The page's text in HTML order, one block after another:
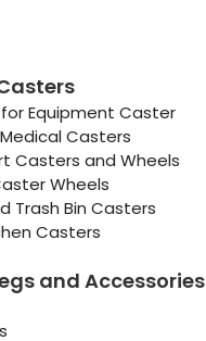
Equipment Caster
Casters
Casters and Wheels
Wheels
Trash Bin Casters
Casters
and Accessories